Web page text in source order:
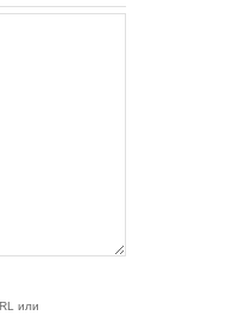
или